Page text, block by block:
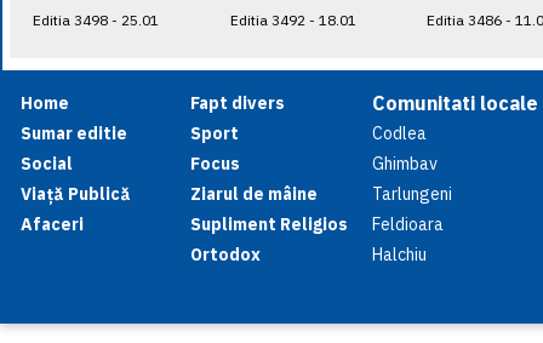
Editia 3498 - 25.01
Editia 3492 - 18.01
Editia 3486 -
Home
Sumar editie
Social
Viață Publică
Afaceri
Fapt divers
Sport
Focus
Ziarul de mâine
Supliment Religios
Ortodox
Comunitati locale
Codlea
Ghimbav
Tarlungeni
Feldioara
Halchiu